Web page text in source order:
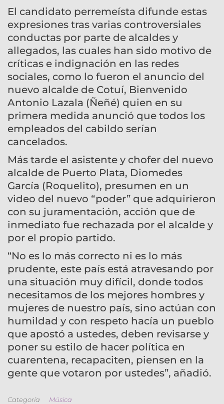
El candidato perremeísta difunde estas
expresiones tras varias controversiales
conductas por parte de alcaldes y
allegados, las cuales han sido motivo de
críticas e indignación en las redes
sociales, como lo fueron el anuncio del
nuevo alcalde de Cotuí, Bienvenido
Antonio Lazala (Ñeñé) quien en su
primera medida anunció que todos los
empleados del cabildo serían
cancelados.
Más tarde el asistente y chofer del nuevo
alcalde de Puerto Plata, Diomedes
García (Roquelito), presumen en un
video del nuevo “poder” que adquirieron
con su juramentación, acción que de
inmediato fue rechazada por el alcalde y
por el propio partido.
“No es lo más correcto ni es lo más
prudente, este país está atravesando por
una situación muy difícil, donde todos
necesitamos de los mejores hombres y
mujeres de nuestro país, sino actúan con
humildad y con respeto hacía un pueblo
que apostó a ustedes, deben revisarse y
poner su estilo de hacer política en
cuarentena, recapaciten, piensen en la
gente que votaron por ustedes”, añadió.
Categoría Música